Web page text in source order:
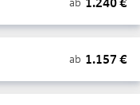
ab
ab 1.157 €